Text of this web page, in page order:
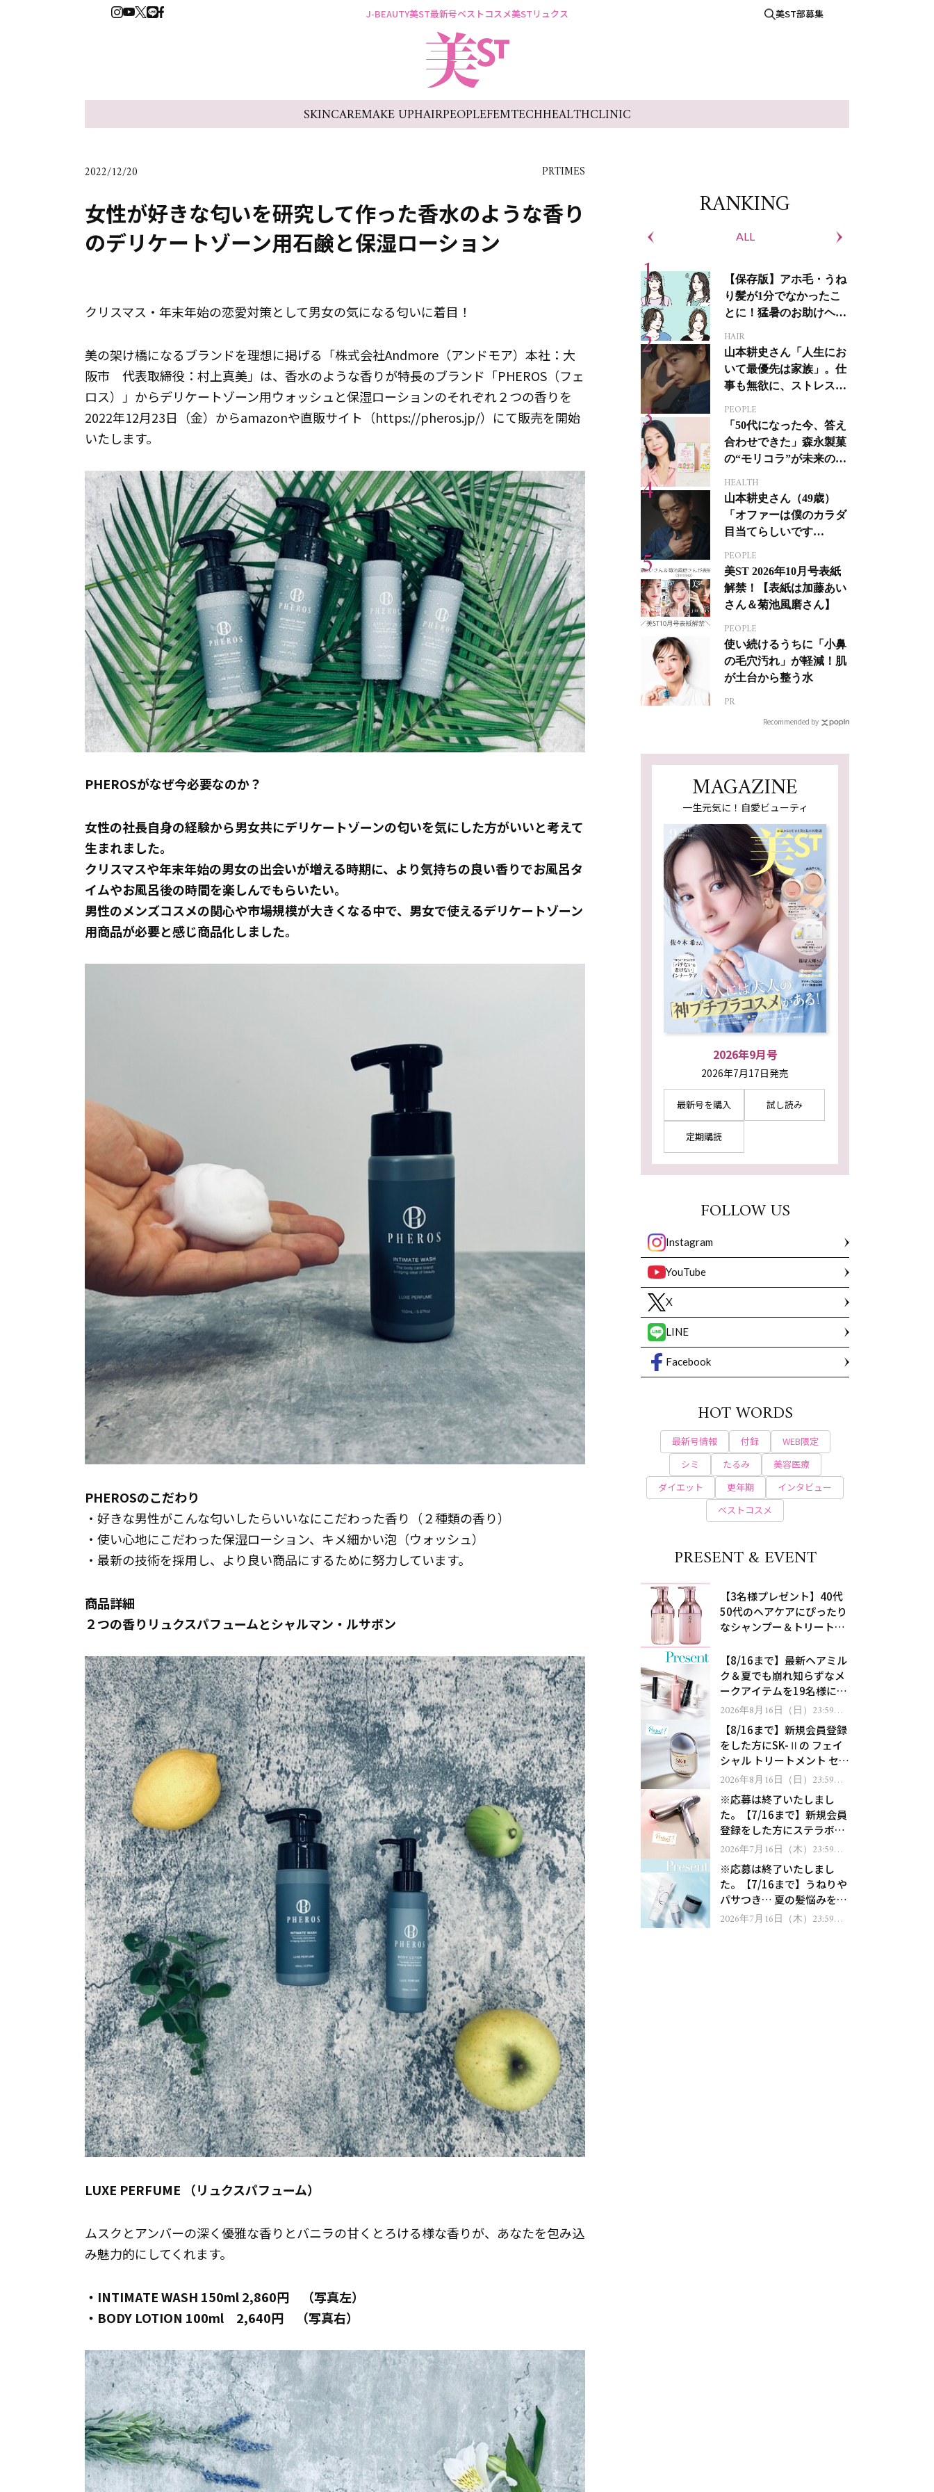
J-BEAUTY美ST最新号ベストコスメ美STリュクス 美ST部募集
SKINCAREMAKE UPHAIRPEOPLEFEMTECHHEALTHCLINIC
2022/12/20 PRTIMES
女性が好きな匂いを研究して作った香水のような香り
のデリケートゾーン用石鹸と保湿ローション
クリスマス・年末年始の恋愛対策として男女の気になる匂いに着目！
美の架け橋になるブランドを理想に掲げる「株式会社Andmore（アンドモア）本社：大
阪市 代表取締役：村上真美」は、香水のような香りが特長のブランド「PHEROS（フェ
ロス）」からデリケートゾーン用ウォッシュと保湿ローションのそれぞれ２つの香りを
2022年12月23日（金）からamazonや直販サイト（https://pheros.jp/）にて販売を開始
いたします。
PHEROSがなぜ今必要なのか？
女性の社長自身の経験から男女共にデリケートゾーンの匂いを気にした方がいいと考えて
生まれました。
クリスマスや年末年始の男女の出会いが増える時期に、より気持ちの良い香りでお風呂タ
イムやお風呂後の時間を楽しんでもらいたい。
男性のメンズコスメの関心や市場規模が大きくなる中で、男女で使えるデリケートゾーン
用商品が必要と感じ商品化しました。
PHEROSのこだわり
・好きな男性がこんな匂いしたらいいなにこだわった香り（２種類の香り）
・使い心地にこだわった保湿ローション、キメ細かい泡（ウォッシュ）
・最新の技術を採用し、より良い商品にするために努力しています。
商品詳細
２つの香りリュクスパフュームとシャルマン・ルサボン
LUXE PERFUME （リュクスパフューム）
ムスクとアンバーの深く優雅な香りとバニラの甘くとろける様な香りが、あなたを包み込
み魅力的にしてくれます。
・INTIMATE WASH 150ml 2,860円 （写真左）
・BODY LOTION 100ml 2,640円 （写真右）
RANKING
ALL
【保存版】アホ毛・うね
り髪が1分でなかったこ
とに！猛暑のお助けヘア
HAIR
山本耕史さん「人生にお
いて最優先は家族」。仕
事も無欲に、ストレスを
PEOPLE
「50代になった今、答え
合わせできた」森永製菓
の“モリコラ”が未来のキ
HEALTH
山本耕史さん（49歳）
「オファーは僕のカラダ
目当てらしいです
ジカルへの挑戦
PEOPLE
美ST 2026年10月号表紙
解禁！【表紙は加藤あい
さん＆菊池風磨さん】
PEOPLE
使い続けるうちに「小鼻
の毛穴汚れ」が軽減！肌
が土台から整う水
PR
Recommended by
MAGAZINE
一生元気に！自愛ビューティ
2026年9月号
2026年7月17日発売
最新号を購入 試し読み
定期購読
FOLLOW US
Instagram
YouTube
X
LINE
Facebook
HOT WORDS
最新号情報 付録
WEB限定
シミ
たるみ
美容医療
ダイエット
更年期
インタビュー
ベストコスメ
PRESENT & EVENT
【3名様プレゼント】40代
50代のヘアケアにぴったり
なシャンプー＆トリートメ
処！
【8/16まで】最新ヘアミル
ク＆夏でも崩れ知らずなメ
ークアイテムを19名様にプ
レゼント！
2026年8月16日（日）23:59ま
で【8/16まで】新規会員登録
をした方にSK-Ⅱの フェイ
シャル トリートメント セラ
ムをプレゼント！
2026年8月16日（日）23:59ま
※応募は終了いたしまし
た。【7/16まで】新規会員
登録をした方にステラボー
テのシャインリバース ヘア
ゼント！
2026年7月16日（木）23:59ま
※応募は終了いたしまし
た。【7/16まで】うねりや
パサつき… 夏の髪悩みを解
消するヘアケアアイテムを
2026年7月16日（木）23:59ま